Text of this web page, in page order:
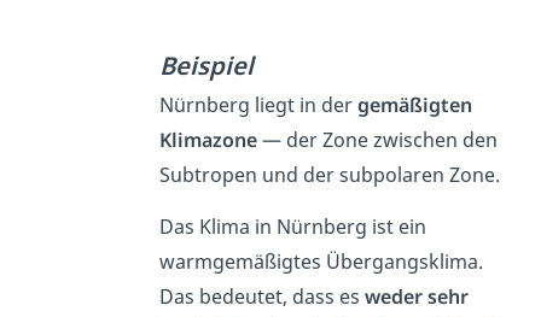
Beispiel
Nürnberg liegt in dergemäßigten
Klimazone— der Zone zwischen den
Subtropen und der subpolaren Zone.
Das Klima in Nürnberg ist ein
warmgemäßigtes Übergangsklima.
Das bedeutet, dass esweder sehr